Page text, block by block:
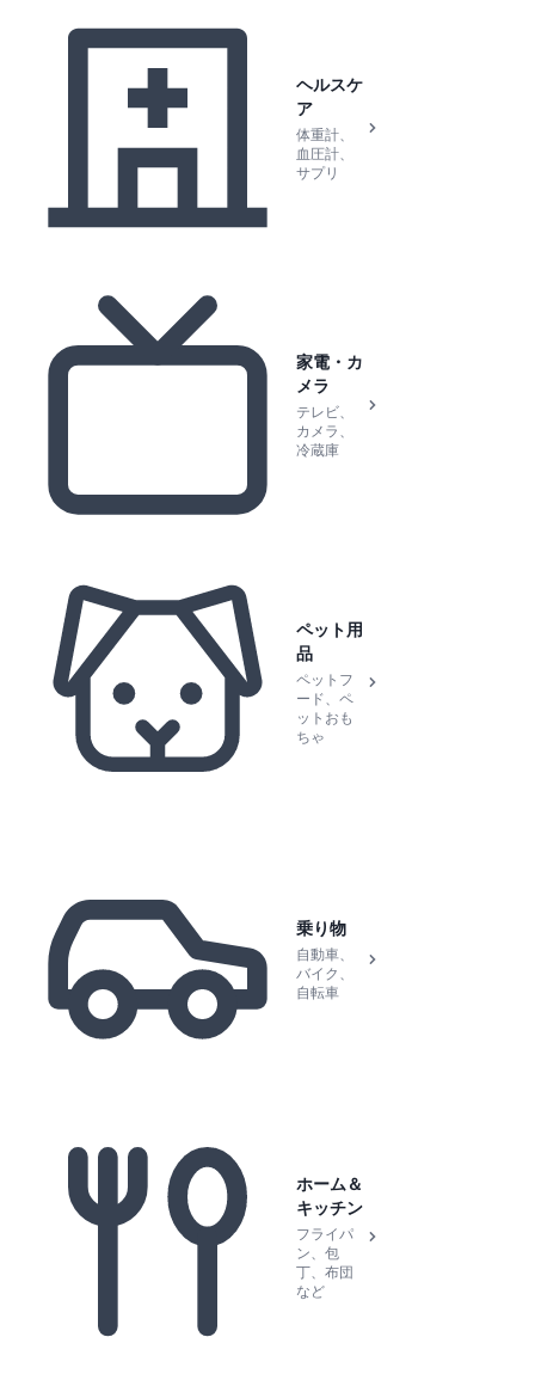
ヘルスケ
ア
体重計、
血圧計、
サプリ
家電・カ
メラ
テレビ、
カメラ、
冷蔵庫
ペット用
品
ペットフ
ード、ペ
ットおも
ちゃ
乗り物
自動車、
バイク、
自転車
ホーム＆
キッチン
フライパ
ン、包
丁、布団
など